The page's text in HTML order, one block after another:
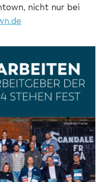
nicht nur bei